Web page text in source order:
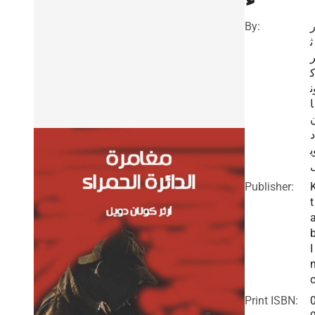
By:
ث
ك
ا
د
Publisher:
t
I
Print ISBN: